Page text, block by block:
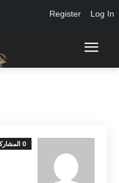
0 المشاركات
Log In
Register